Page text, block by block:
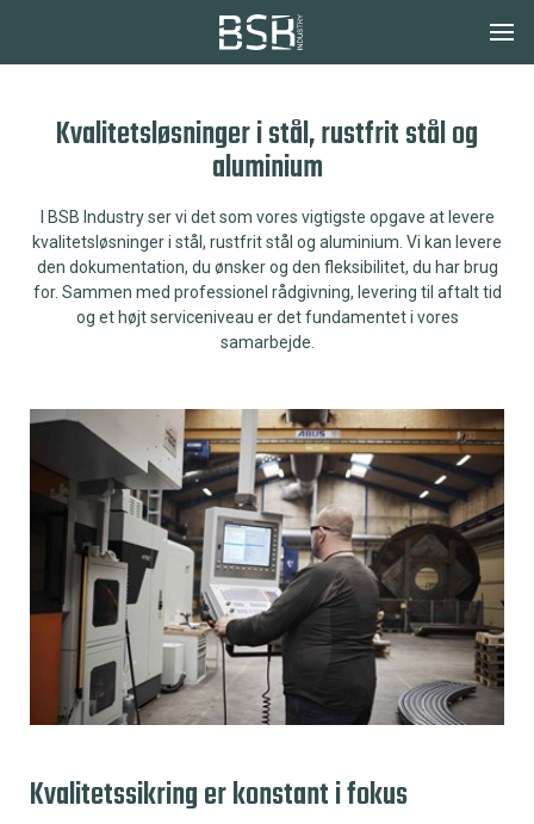
Kvalitetsløsninger i stål, rustfrit stål og
aluminium
I BSB Industry ser vi det som vores vigtigste opgave at levere
kvalitetsløsninger i stål, rustfrit stål og aluminium. Vi kan levere
den dokumentation, du ønsker og den fleksibilitet, du har brug
for. Sammen med professionel rådgivning, levering til aftalt tid
og et højt serviceniveau er det fundamentet i vores
samarbejde.
Kvalitetssikring er konstant i fokus